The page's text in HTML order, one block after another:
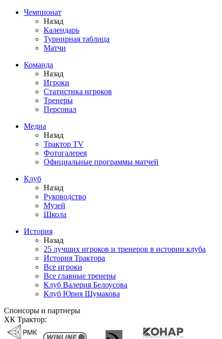
Чемпионат
Назад
Календарь
Турнирная таблица
Матчи
Команда
Назад
Игроки
Статистика игроков
Тренеры
Персонал
Медиа
Назад
Трактор TV
Фотогалерея
Официальные программы матчей
Клуб
Назад
Руководство
Музей
Школа
История
Назад
25 лучших игроков и тренеров в истории клуба
История Трактора
Все игроки
Все главные тренеры
Клуб Валерия Белоусова
Клуб Юрия Шумакова
Спонсоры и партнеры
ХК Трактор: